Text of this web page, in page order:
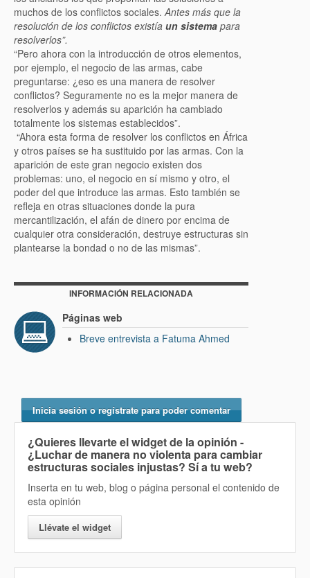
muchos de los conflictos sociales.Antes más que la
resolución de los conflictos existía un sistema para
resolverlos”.
“Pero ahora con la introducción de otros elementos,
por ejemplo, el negocio de las armas, cabe
preguntarse: ¿eso es una manera de resolver
conflictos? Seguramente no es la mejor manera de
resolverlos y además su aparición ha cambiado
totalmente los sistemas establecidos”.
“Ahora esta forma de resolver los conflictos en África
y otros países se ha sustituido por las armas. Con la
aparición de este gran negocio existen dos
problemas: uno, el negocio en sí mismo y otro, el
poder del que introduce las armas. Esto también se
refleja en otras situaciones donde la pura
mercantilización, el afán de dinero por encima de
cualquier otra consideración, destruye estructuras sin
plantearse la bondad o no de las mismas”.
INFORMACIÓN RELACIONADA
Páginas web
Breve entrevista a Fatuma Ahmed
Inicia sesión o regístrate para poder comentar
¿Quieres llevarte el widget de la opinión -
¿Luchar de manera no violenta para cambiar
estructuras sociales injustas? Sía tu web?
Inserta en tu web, blog o página personal el contenido de
esta opinión
Llévate el widget